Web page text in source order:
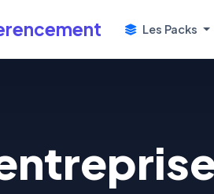
Les Packs